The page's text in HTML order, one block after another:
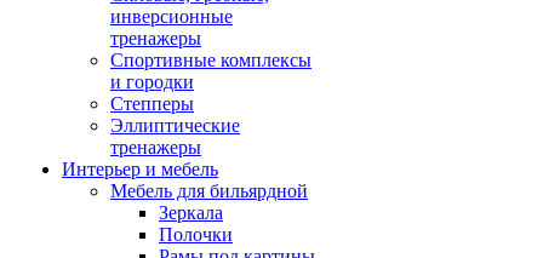
инверсионные
тренажеры
Спортивные комплексы
и городки
Степперы
Эллиптические
тренажеры
Интерьер и мебель
Мебель для бильярдной
Зеркала
Полочки